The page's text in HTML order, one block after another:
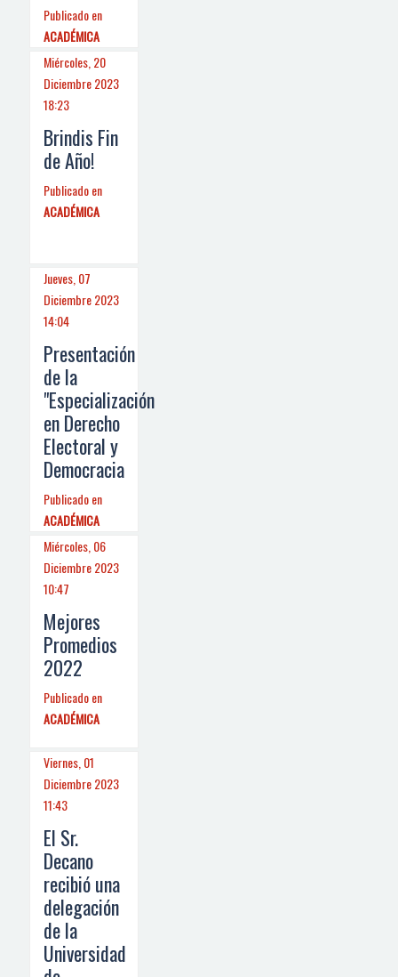
Publicado en
ACADÉMICA
Miércoles, 20
Diciembre 2023
18:23
Brindis Fin
de Año!
Publicado en
ACADÉMICA
Jueves, 07
Diciembre 2023
14:04
Presentación
de la
"Especialización
en Derecho
Electoral y
Democracia
Publicado en
ACADÉMICA
Miércoles, 06
Diciembre 2023
10:47
Mejores
Promedios
2022
Publicado en
ACADÉMICA
Viernes, 01
Diciembre 2023
11:43
El Sr.
Decano
recibió una
delegación
de la
Universidad